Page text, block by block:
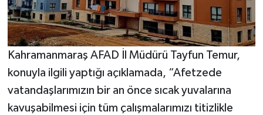
Kahramanmaraş AFAD İl Müdürü Tayfun Temur,
konuyla ilgili yaptığı açıklamada, “Afetzede
vatandaşlarımızın bir an önce sıcak yuvalarına
kavuşabilmesi için tüm çalışmalarımızı titizlikle